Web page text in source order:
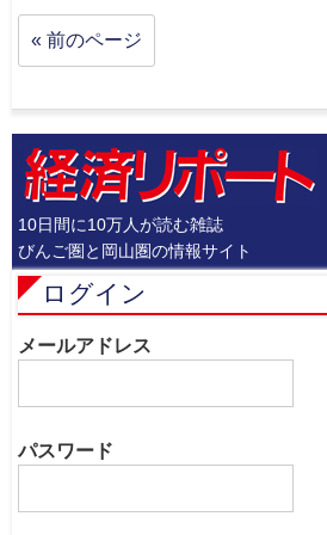
« 前のページ
10日間に10万人が読む雑誌
びんご圏と岡山圏の情報サイト
ログイン
メールアドレス
パスワード